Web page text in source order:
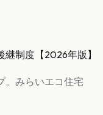
制度【2026年版】
。みらいエコ住宅